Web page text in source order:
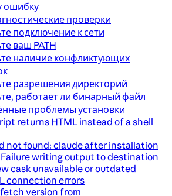
ошибку
проверки
подключение к сети
ваш PATH
наличие конфликтующих
разрешения директорий
работает ли бинарный файл
проблемы установки
returns HTML instead of a shell
not found: claude after installation
Failure writing output to destination
cask unavailable or outdated
connection errors
version from